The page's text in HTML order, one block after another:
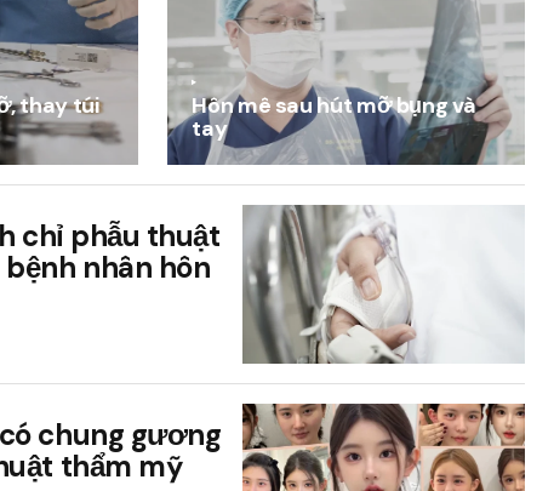
thay túi Hôn mê sau hút mỡ bụng và
tay
chỉ phẫu thuật
nhân hôn
chung gương
thẩm mỹ